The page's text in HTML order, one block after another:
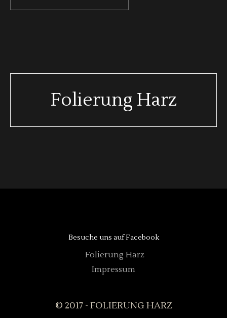
Folierung Harz
Besuche uns auf Facebook
Folierung Harz
Impressum
© 2017 - FOLIERUNG HARZ